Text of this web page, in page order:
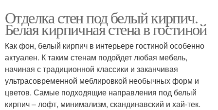
Отделка стен под белый кирпич.
Белая кирпичная стена в гостиной
Как фон, белый кирпич в интерьере гостиной особенно
актуален. К таким стенам подойдет любая мебель,
начиная с традиционной классики и заканчивая
ультрасовременной меблировкой необычных форм и
цветов. Самые подходящие направления под белый
кирпич – лофт, минимализм, скандинавский и хай-тек.